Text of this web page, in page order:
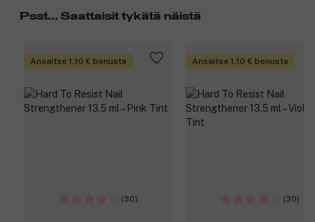
Psst... Saattaisit tykätä näistä
Ansaitse 1,10 € bonusta
(30)
Ansaitse 1,10 € bonusta
(30)